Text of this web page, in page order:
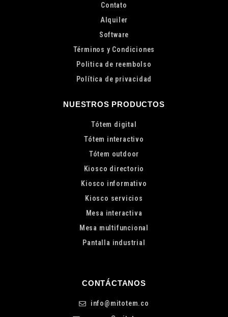
Contato
Alquiler
Software
Términos y Condiciones
Politica de reembolso
Política de privacidad
NUESTROS PRODUCTOS
Tótem digital
Tótem interactivo
Tótem outdoor
Kiosco directorio
Kiosco informativo
Kiosco servicios
Mesa interactiva
Mesa multifuncional
Pantalla industrial
CONTÁCTANOS
info@mitotem.co